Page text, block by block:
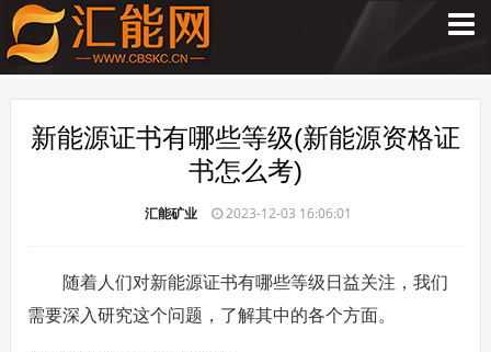
新能源证书有哪些等级(新能源资格证
书怎么考)
汇能矿业 2023-12-03 16:06:01
随着人们对新能源证书有哪些等级日益关注，我们
需要深入研究这个问题，了解其中的各个方面。